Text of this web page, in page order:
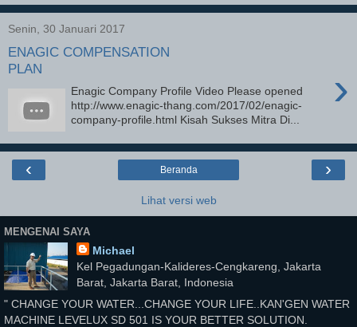
Senin, 30 Januari 2017
ENAGIC COMPENSATION
PLAN
›
Enagic Company Profile Video Please opened
http://www.enagic-thang.com/2017/02/enagic-
company-profile.html Kisah Sukses Mitra Di...
‹ ›
Beranda
Lihat versi web
MENGENAI SAYA
Michael
Kel Pegadungan-Kalideres-Cengkareng, Jakarta
Barat, Jakarta Barat, Indonesia
" CHANGE YOUR WATER...CHANGE YOUR LIFE..KAN'GEN WATER
MACHINE LEVELUX SD 501 IS YOUR BETTER SOLUTION.